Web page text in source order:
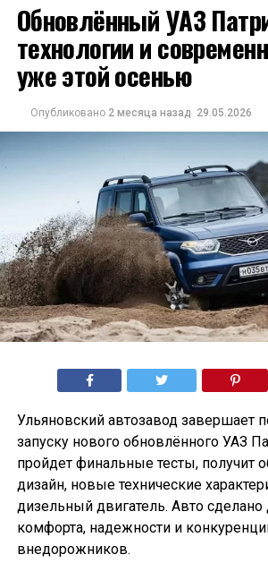
Обновлённый УАЗ
технологии и
уже этой осенью
Опубликовано 2 месяца назад 29.05.2026
Ульяновский автозавод завершает
запуску нового обновлённого УАЗ
пройдет финальные тесты, получит
дизайн, новые технические
дизельный двигатель. Авто
комфорта, надежности и
внедорожников.